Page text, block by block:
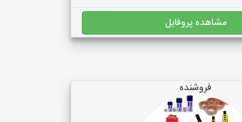
مشاهده پروفایل
فروشنده